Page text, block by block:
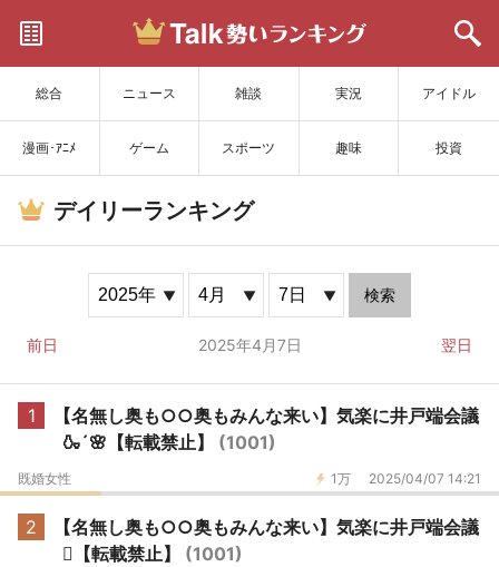
総合 ニュース 雑談 実況 アイドル
漫画･ｱﾆﾒ ゲーム スポーツ 趣味 投資
サイトを更新
デイリーランキング
検索
前日 2025年4月7日 翌日
1
【名無し奥も○○奥もみんな来い】気楽に井戸端会議
🍶´🌸【転載禁止】 (1001)
1万 2025/04/07 14:21
既婚女性
2
【名無し奥も○○奥もみんな来い】気楽に井戸端会議
🫆【転載禁止】 (1001)